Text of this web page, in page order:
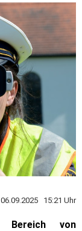
15:21 Uhr
Bereich von